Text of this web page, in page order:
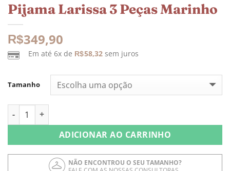
Pijama Larissa 3 Peças Marinho
R$349,90
Em até 6x de R$58,32 sem juros
Tamanho
Pijama Larissa 3 Peças Marinho quantidade
ADICIONAR AO CARRINHO
NÃO ENCONTROU O SEU TAMANHO?